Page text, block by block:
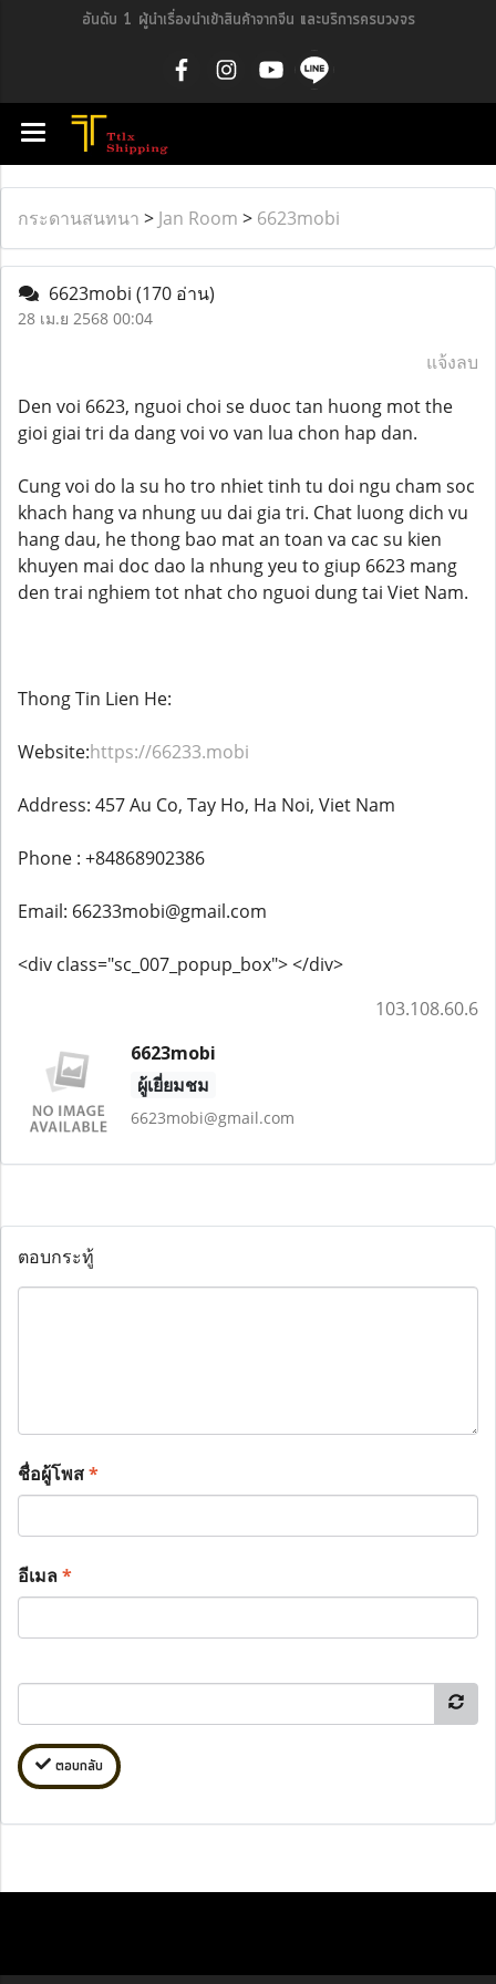
อันดับ 1 ผู้นำเรื่องนำเข้าสินค้าจากจีน และบริการครบวงจร
กระดานสนทนา > Jan Room > 6623mobi
6623mobi (170 อ่าน)
28 เม.ย 2568 00:04
แจ้งลบ
Den voi 6623, nguoi choi se duoc tan huong mot the
gioi giai tri da dang voi vo van lua chon hap dan.
Cung voi do la su ho tro nhiet tinh tu doi ngu cham soc
khach hang va nhung uu dai gia tri. Chat luong dich vu
hang dau, he thong bao mat an toan va cac su kien
khuyen mai doc dao la nhung yeu to giup 6623 mang
den trai nghiem tot nhat cho nguoi dung tai Viet Nam.
Thong Tin Lien He:
Website:https://66233.mobi
Address: 457 Au Co, Tay Ho, Ha Noi, Viet Nam
Phone : +84868902386
Email: 66233mobi@gmail.com
<div class="sc_007_popup_box"> </div>
103.108.60.6
6623mobi
ผู้เยี่ยมชม
6623mobi@gmail.com
ตอบกระทู้
ชื่อผู้โพส*
อีเมล*
ตอบกลับ